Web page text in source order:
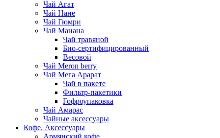
Чай Агат
Чай Нане
Чай Гюмри
Чай Манана
Чай травяной
Био-сертифицированный
Весовой
Чай Meron berry
Чай Мега Арарат
Чай в пакете
Фильтр-пакетики
Гофроупаковка
Чай Амарас
Чайные аксессуары
Кофе. Аксессуары
Армянский кофе